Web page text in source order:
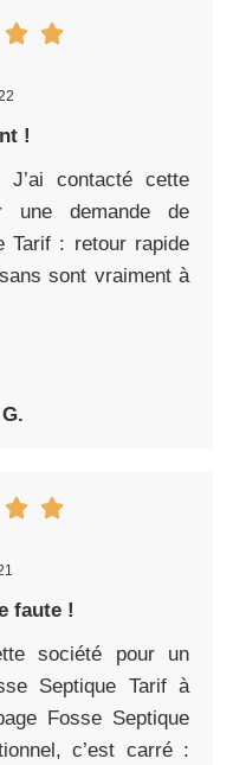
!
contacté cette
une demande de
Tarif : retour rapide
sont vraiment à
faute !
société pour un
Septique Tarif à
Fosse Septique
c’est carré :